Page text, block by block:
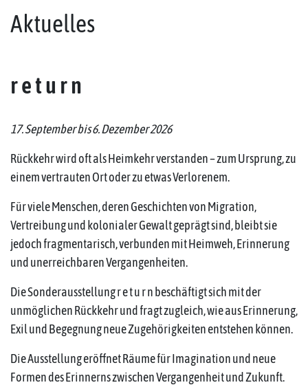
Aktuelles
r e t u r n
17. September bis 6. Dezember 2026
Rückkehr wird oft als Heimkehr verstanden – zum Ursprung, zu
einem vertrauten Ort oder zu etwas Verlorenem.
Für viele Menschen, deren Geschichten von Migration,
Vertreibung und kolonialer Gewalt geprägt sind, bleibt sie
jedoch fragmentarisch, verbunden mit Heimweh, Erinnerung
und unerreichbaren Vergangenheiten.
Die Sonderausstellung r e t u r n beschäftigt sich mit der
unmöglichen Rückkehr und fragt zugleich, wie aus Erinnerung,
Exil und Begegnung neue Zugehörigkeiten entstehen können.
Die Ausstellung eröffnet Räume für Imagination und neue
Formen des Erinnerns zwischen Vergangenheit und Zukunft.